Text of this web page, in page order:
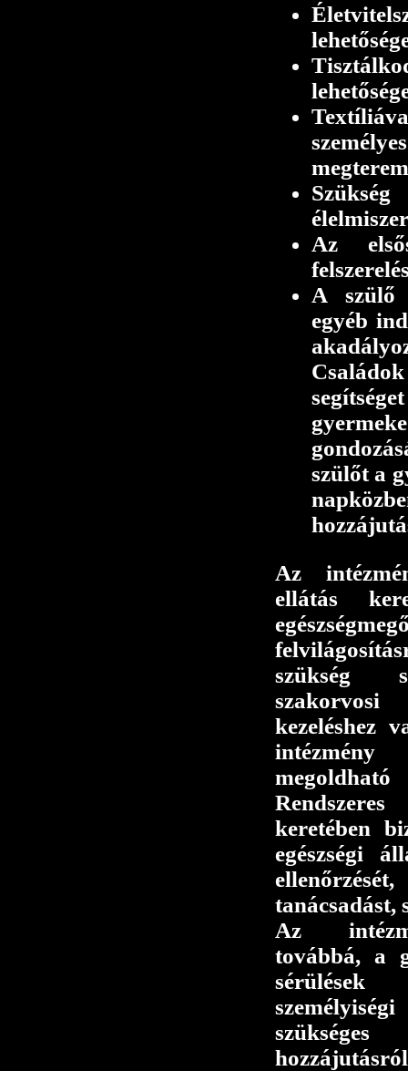
Az
A szülő
egyéb
szülőt a
Az
ellátás
szükség
szakorvosi
kezeléshez
keretében
egészségi
tanácsadást,
Az
továbbá, a